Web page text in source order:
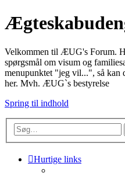
Velkommen til ÆUG's Forum.
spørgsmål om visum og
menupunktet "jeg vil...", så kan
her. Mvh. ÆUG`s bestyrelse
Spring til indhold
Hurtige links